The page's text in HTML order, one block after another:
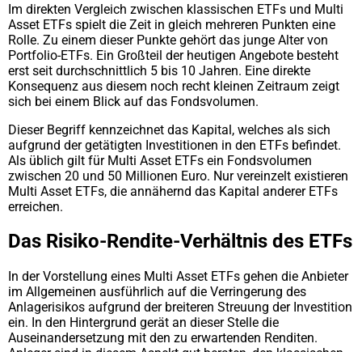
Im direkten Vergleich zwischen klassischen ETFs und Multi
Asset ETFs spielt die Zeit in gleich mehreren Punkten eine
Rolle. Zu einem dieser Punkte gehört das junge Alter von
Portfolio-ETFs. Ein Großteil der heutigen Angebote besteht
erst seit durchschnittlich 5 bis 10 Jahren. Eine direkte
Konsequenz aus diesem noch recht kleinen Zeitraum zeigt
sich bei einem Blick auf das Fondsvolumen.
Dieser Begriff kennzeichnet das Kapital, welches als sich
aufgrund der getätigten Investitionen in den ETFs befindet.
Als üblich gilt für Multi Asset ETFs ein Fondsvolumen
zwischen 20 und 50 Millionen Euro. Nur vereinzelt existieren
Multi Asset ETFs, die annähernd das Kapital anderer ETFs
erreichen.
Das Risiko-Rendite-Verhältnis des ETFs
In der Vorstellung eines Multi Asset ETFs gehen die Anbieter
im Allgemeinen ausführlich auf die Verringerung des
Anlagerisikos aufgrund der breiteren Streuung der Investition
ein. In den Hintergrund gerät an dieser Stelle die
Auseinandersetzung mit den zu erwartenden Renditen.